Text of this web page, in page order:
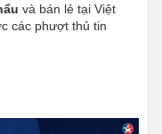
và bán lẻ tại Việt
các phượt thủ tin